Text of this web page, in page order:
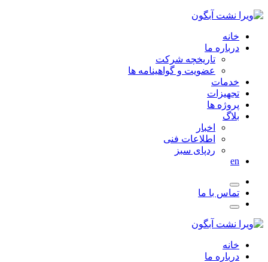
خانه
درباره ما
تاریخچه شرکت
عضویت و گواهینامه ها
خدمات
تجهیزات
پروژه ها
بلاگ
اخبار
اطلاعات فنی
ردپای سبز
en
تماس با ما
خانه
درباره ما